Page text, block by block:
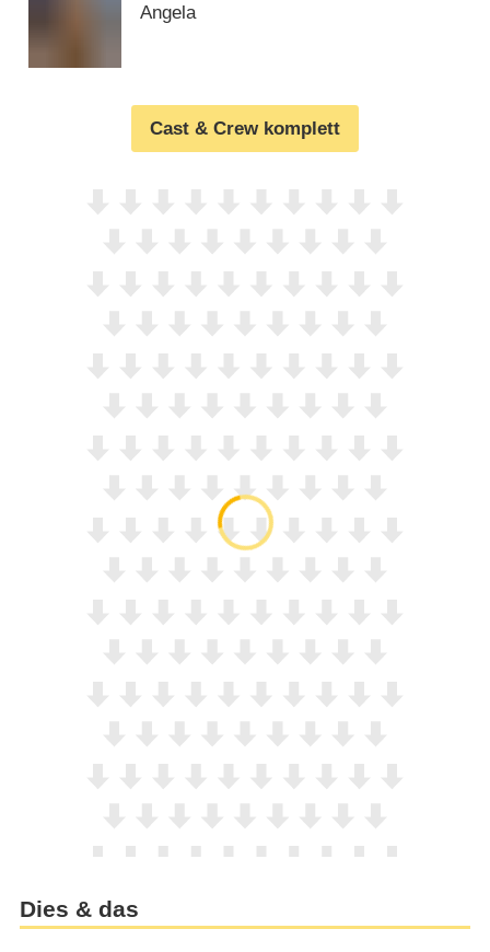
Angela
Cast & Crew komplett
Dies & das